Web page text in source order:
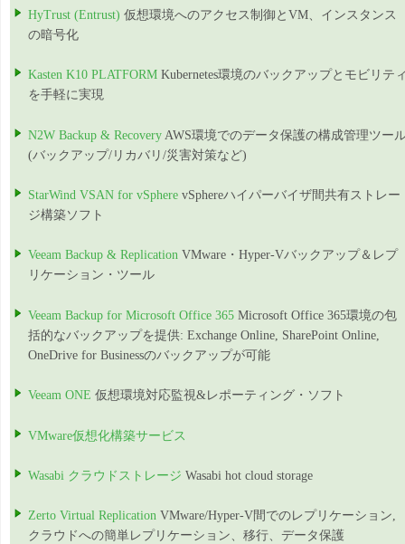
HyTrust (Entrust) 仮想環境へのアクセス制御とVM、インスタンス
の暗号化
Kasten K10 PLATFORM Kubernetes環境のバックアップとモビリテ
を手軽に実現
N2W Backup & Recovery AWS環境でのデータ保護の構成管理ツー
(バックアップ/リカバリ/災害対策など)
StarWind VSAN for vSphere vSphereハイパーバイザ間共有ストレー
ジ構築ソフト
Veeam Backup & Replication VMware・Hyper-Vバックアップ＆レプ
リケーション・ツール
Veeam Backup for Microsoft Office 365 Microsoft Office 365環境の包
括的なバックアップを提供: Exchange Online, SharePoint Online,
OneDrive for Businessのバックアップが可能
Veeam ONE 仮想環境対応監視&レポーティング・ソフト
VMware仮想化構築サービス
Wasabi クラウドストレージ Wasabi hot cloud storage
Zerto Virtual Replication VMware/Hyper-V間でのレプリケーション,
クラウドへの簡単レプリケーション、移行、データ保護